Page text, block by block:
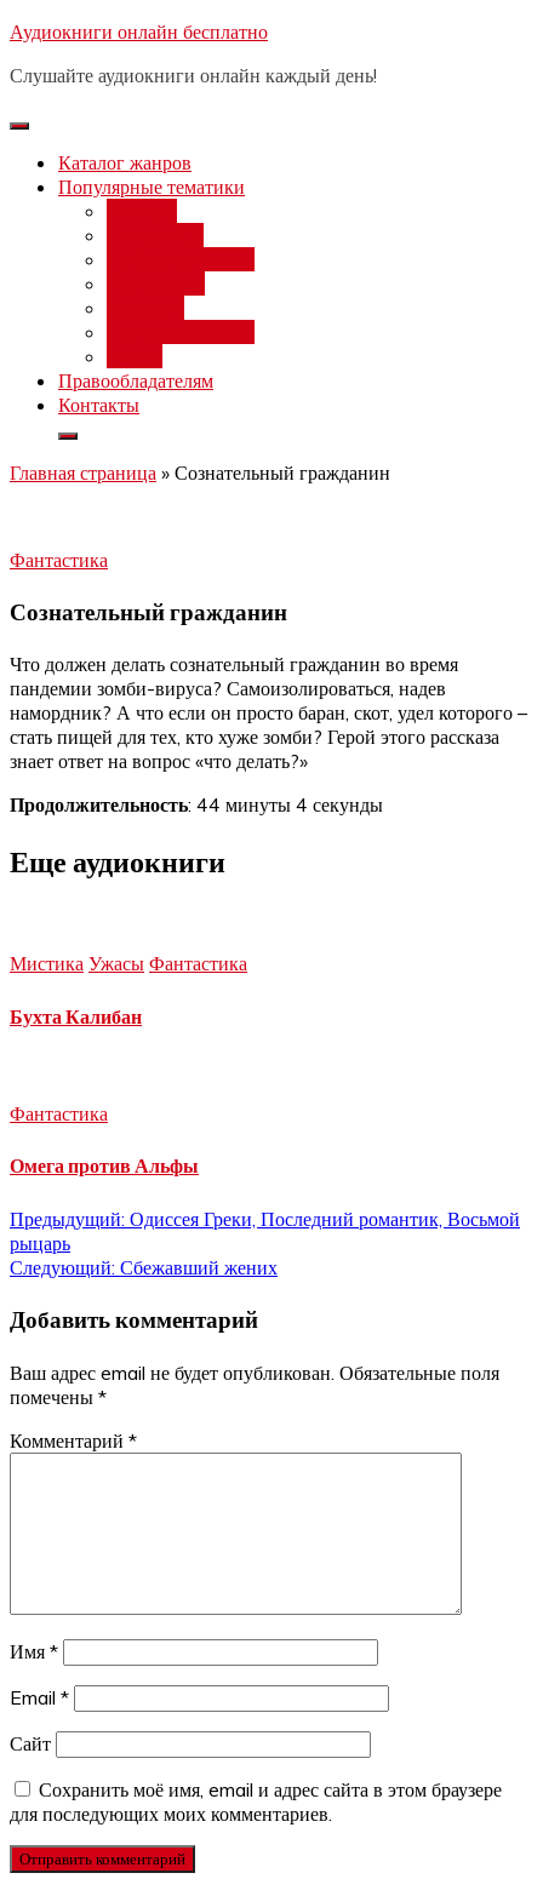
Перейти
содержимому
Аудиокниги онлайн бесплатно
Слушайте аудиокниги онлайн каждый день!
Каталог жанров
Популярные тематики
Правообладателям
Контакты
Главная страница » Сознательный гражданин
Фантастика
Сознательный гражданин
Что должен делать сознательный гражданин во время
пандемии зомби-вируса? Самоизолироваться, надев
намордник? А что если он просто баран, скот, удел которого –
стать пищей для тех, кто хуже зомби? Герой этого рассказа
знает ответ на вопрос «что делать?»
Продолжительность: 44 минуты 4 секунды
Еще аудиокниги
Мистика Ужасы Фантастика
Бухта Калибан
Фантастика
Омега против Альфы
Навигация
по
записям
Предыдущий: Одиссея Греки, Последний романтик, Восьмой
рыцарь
Следующий: Сбежавший жених
Добавить комментарий
Ваш адрес email не будет опубликован. Обязательные поля
помечены *
Комментарий *
Имя *
Email *
Сайт
Сохранить моё имя, email и адрес сайта в этом браузере
для последующих моих комментариев.
Бесплатный вебинар: заработок
день